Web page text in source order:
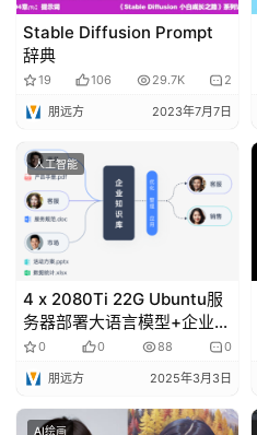
Stable Diffusion Prompt
辞典
19 106 29.7K 2
朋远方 2023年7月7日
人工智能
4 x 2080Ti 22G Ubuntu服
务器部署大语言模型+企业知
识库的最优方案
0 0 88 0
朋远方 2025年3月3日
AI绘画